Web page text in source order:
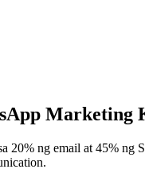
Marketing
20% ng email at 45% ng